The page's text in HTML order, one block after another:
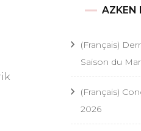
et festifs
religieux
AZKEN
(Français)
Saison du
(Français)
2026